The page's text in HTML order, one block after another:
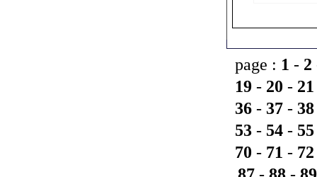
page : 1 - 2
19 - 20 - 21
36 - 37 - 38
53 - 54 - 55
70 - 71 - 72